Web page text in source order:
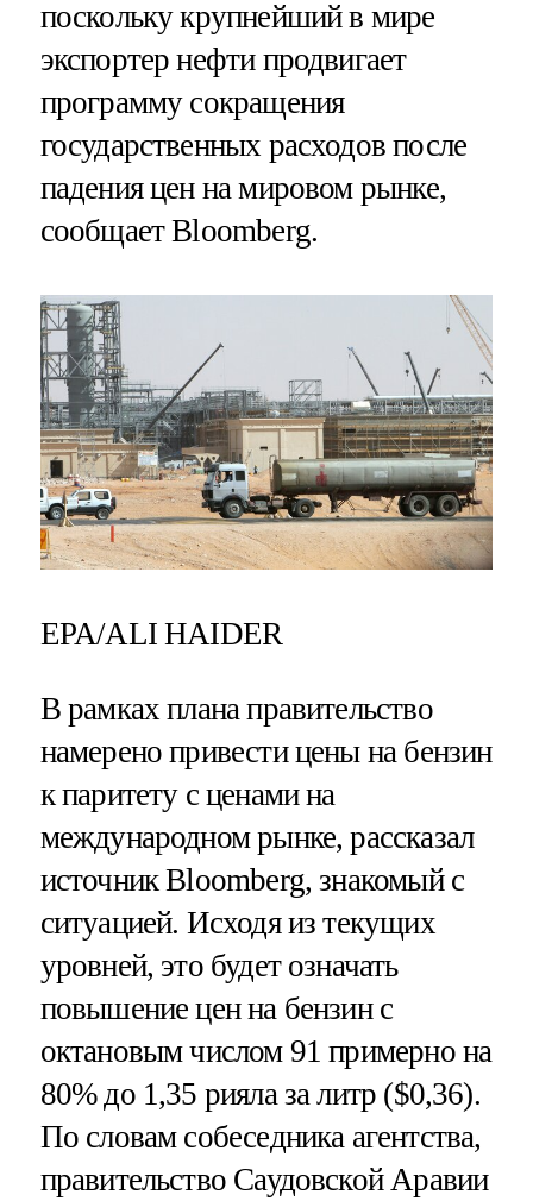
поскольку крупнейший в мире
экспортер нефти продвигает
программу сокращения
государственных расходов после
падения цен на мировом рынке,
сообщает Bloomberg.
EPA/ALI HAIDER
В рамках плана правительство
намерено привести цены на бензин
к паритету с ценами на
международном рынке, рассказал
источник Bloomberg, знакомый с
ситуацией. Исходя из текущих
уровней, это будет означать
повышение цен на бензин с
октановым числом 91 примерно на
80% до 1,35 рияла за литр ($0,36).
По словам собеседника агентства,
правительство Саудовской Аравии